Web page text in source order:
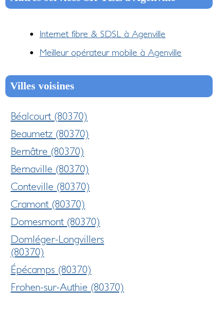
Internet fibre & SDSL à Agenville
Meilleur opérateur mobile à Agenville
Villes voisines
Béalcourt (80370)
Beaumetz (80370)
Bernâtre (80370)
Bernaville (80370)
Conteville (80370)
Cramont (80370)
Domesmont (80370)
Domléger-Longvillers
(80370)
Épécamps (80370)
Frohen-sur-Authie (80370)